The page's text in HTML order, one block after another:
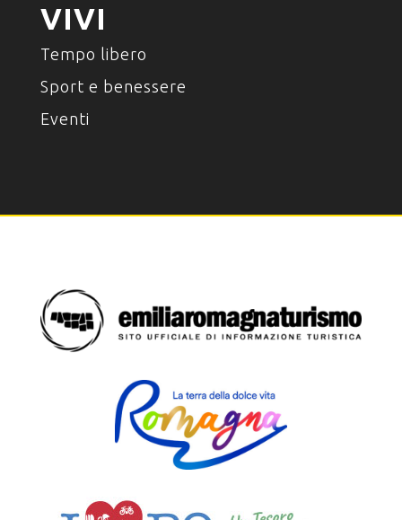
VIVI
Tempo libero
Sport e benessere
Eventi